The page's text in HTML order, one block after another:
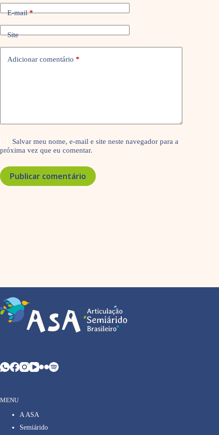
E-mail*
Site
Adicionar comentário *
Salvar meu nome, e-mail e site neste navegador para a
próxima vez que eu comentar.
Publicar comentário
MENU
A ASA
Semiárido